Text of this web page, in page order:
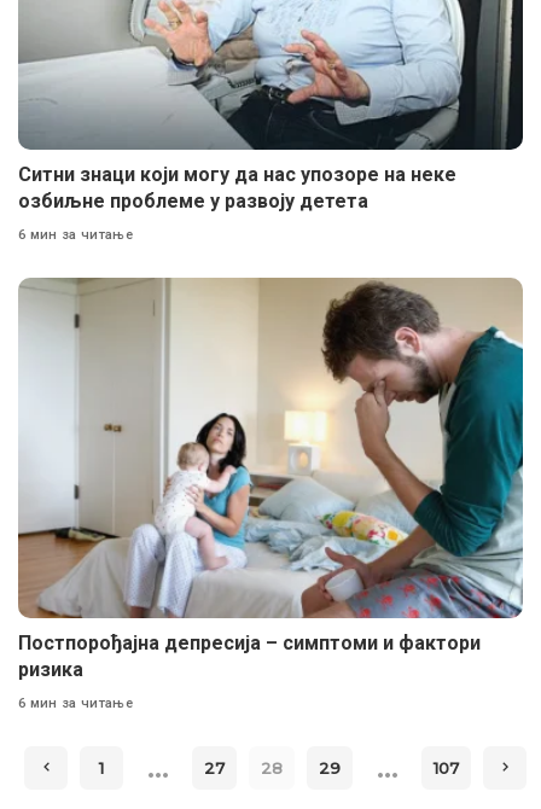
Ситни знаци који могу да нас упозоре на неке
озбиљне проблеме у развоју детета
6 мин за читање
Постпорођајна депресија – симптоми и фактори
ризика
6 мин за читање
1 … 27 28 29 … 107